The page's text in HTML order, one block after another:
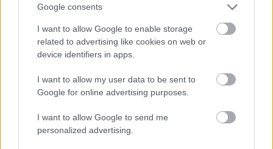
Google consents
I want to allow Google to enable storage
related to advertising like cookies on web or
device identifiers in apps.
I want to allow my user data to be sent to
Google for online advertising purposes.
I want to allow Google to send me
personalized advertising.
Így gondoskodj távirányítós
autódról, hogy sokáig hibátlanul
működjön
Tumblr Miki•2025. március 31.